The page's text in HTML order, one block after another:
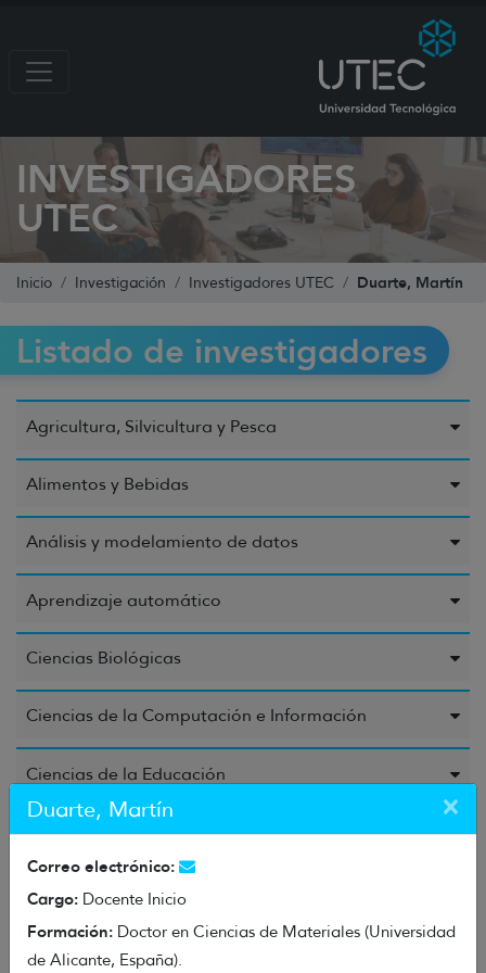
INVESTIGADORES
UTEC
Inicio Investigación Investigadores UTEC Duarte, Martín
Listado de investigadores
Agricultura, Silvicultura y Pesca
Alimentos y Bebidas
Análisis y modelamiento de datos
Aprendizaje automático
Ciencias Biológicas
Ciencias de la Computación e Información
Ciencias de la Educación
Ciencias de la Salud
Ciencias Químicas
Duarte, Martín ×
Correo electrónico:
Cargo: Docente Inicio
Formación: Doctor en Ciencias de Materiales (Universidad
de Alicante, España).